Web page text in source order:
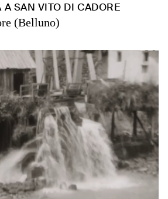
SAN VITO DI CADORE
(Belluno)